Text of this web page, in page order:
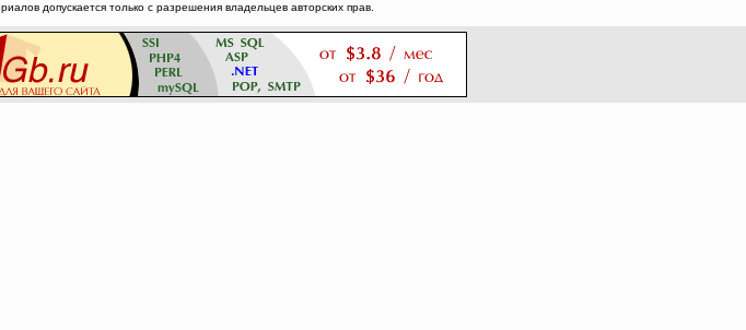
допускается только с разрешения владельцев авторских прав.